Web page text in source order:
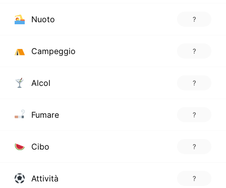
Nuoto ?
Campeggio ?
Alcol ?
Fumare ?
Cibo ?
Attività ?